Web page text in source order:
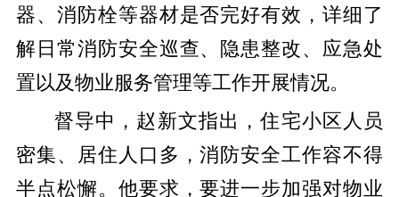
器、消防栓等器材是否完好有效，详细了
解日常消防安全巡查、隐患整改、应急处
置以及物业服务管理等工作开展情况。
督导中，赵新文指出，住宅小区人员
密集、居住人口多，消防安全工作容不得
半点松懈。他要求，要进一步加强对物业